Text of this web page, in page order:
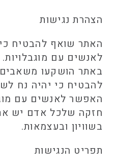
הצהרת נגישות
האתר שואף להבטיח
לאנשים עם מוגבלויות.
באתר הושקעו
להבטיח כי יהיה נח
האפשר לאנשים עם
חזקה שלכל אדם יש
בשוויון ובעצמאות.
תפריט הנגישות